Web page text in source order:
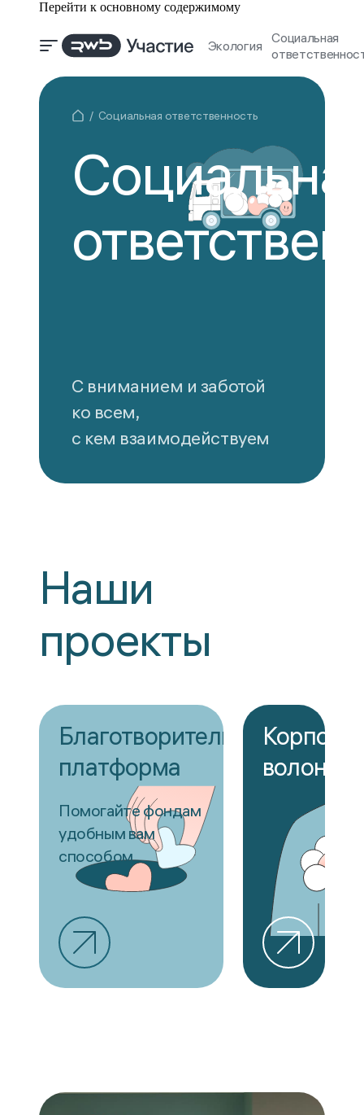
Перейти к основному содержимому
Экология
Социальная
Социальная ответственность
С вниманием и заботой
ко всем,
с кем взаимодействуем
Наши
проекты
Благотворительная
платформа
Помогайте фондам
удобным вам
способом